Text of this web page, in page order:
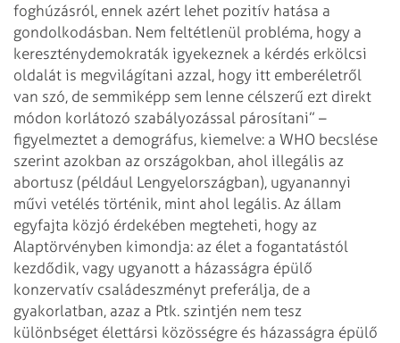
foghúzásról, ennek azért lehet pozitív hatása a
gondolkodásban. Nem feltétlenül probléma, hogy a
kereszténydemokraták igyekeznek a kérdés erkölcsi
oldalát is megvilágítani azzal, hogy itt emberéletről
van szó, de semmiképp sem lenne célszerű ezt direkt
módon korlátozó szabályozással párosítani” –
figyelmeztet a demográfus, kiemelve: a WHO becslése
szerint azokban az országokban, ahol illegális az
abortusz (például Lengyelországban), ugyanannyi
művi vetélés történik, mint ahol legális. Az állam
egyfajta közjó érdekében megteheti, hogy az
Alaptörvényben kimondja: az élet a fogantatástól
kezdődik, vagy ugyanott a házasságra épülő
konzervatív családeszményt preferálja, de a
gyakorlatban, azaz a Ptk. szintjén nem tesz
különbséget élettársi közösségre és házasságra épülő